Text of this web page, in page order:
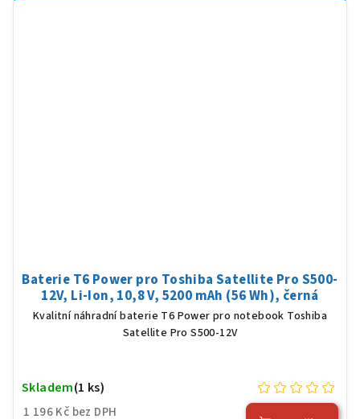
Baterie T6 Power pro Toshiba Satellite Pro S500-
12V, Li-Ion, 10,8 V, 5200 mAh (56 Wh), černá
Kvalitní náhradní baterie T6 Power pro notebook Toshiba
Satellite Pro S500-12V
1 196 Kč bez DPH
Skladem(1 ks)